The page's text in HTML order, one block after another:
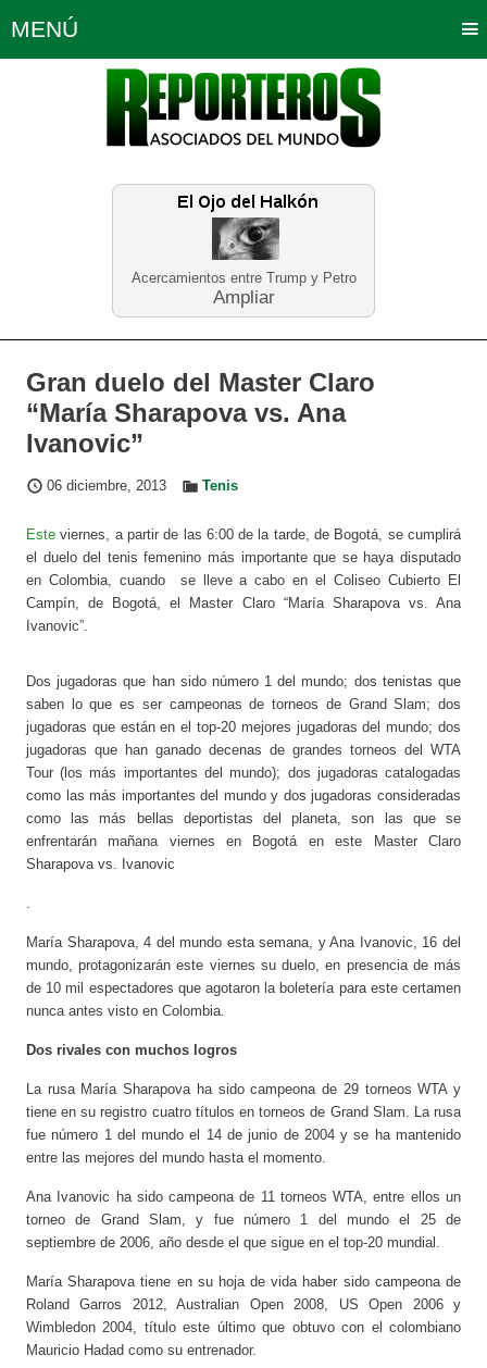
Acercamientos entre Trump y Petro
Ampliar
MENÚ
Política Opinión Bogotá
Planeta Tierra Deportes
Educación Neira
Gran duelo del Master Claro
“María Sharapova vs. Ana
Ivanovic”
06 diciembre, 2013 Tenis
Esteviernes, a partir de las 6:00 de la tarde, de Bogotá, se cumplirá
el duelo del tenis femenino más importante que se haya disputado
en Colombia, cuando se lleve a cabo en el Coliseo Cubierto El
Campín, de Bogotá, el Master Claro “María Sharapova vs. Ana
Ivanovic”.
Dos jugadoras que han sido número 1 del mundo; dos tenistas que
saben lo que es ser campeonas de torneos de Grand Slam; dos
jugadoras que están en el top-20 mejores jugadoras del mundo; dos
jugadoras que han ganado decenas de grandes torneos del WTA
Tour (los más importantes del mundo); dos jugadoras catalogadas
como las más importantes del mundo y dos jugadoras consideradas
como las más bellas deportistas del planeta, son las que se
enfrentarán mañana viernes en Bogotá en este Master Claro
Sharapova vs. Ivanovic
.
María Sharapova, 4 del mundo esta semana, y Ana Ivanovic, 16 del
mundo, protagonizarán este viernes su duelo, en presencia de más
de 10 mil espectadores que agotaron la boletería para este certamen
nunca antes visto en Colombia.
Dos rivales con muchos logros
La rusa María Sharapova ha sido campeona de 29 torneos WTA y
tiene en su registro cuatro títulos en torneos de Grand Slam. La rusa
fue número 1 del mundo el 14 de junio de 2004 y se ha mantenido
entre las mejores del mundo hasta el momento.
Ana Ivanovic ha sido campeona de 11 torneos WTA, entre ellos un
torneo de Grand Slam, y fue número 1 del mundo el 25 de
septiembre de 2006, año desde el que sigue en el top-20 mundial.
María Sharapova tiene en su hoja de vida haber sido campeona de
Roland Garros 2012, Australian Open 2008, US Open 2006 y
Wimbledon 2004, título este último que obtuvo con el colombiano
Mauricio Hadad como su entrenador.